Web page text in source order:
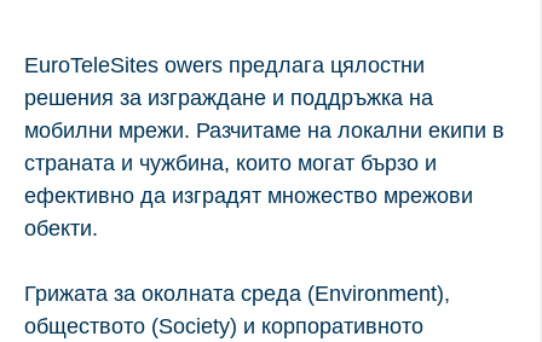
EuroTeleSites owers предлага цялостни
решения за изграждане и поддръжка на
мобилни мрежи. Разчитаме на локални екипи в
страната и чужбина, които могат бързо и
ефективно да изградят множество мрежови
обекти.
Грижата за околната среда (Environment),
обществото (Society) и корпоративното